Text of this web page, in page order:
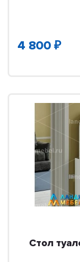
4 800 ₽
Стол